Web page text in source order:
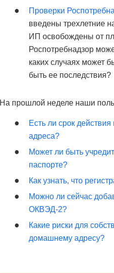
Проверки
введены трехлетние
ИП освобождены от
Роспотребнадзор
каких случаях может
быть ее последствия?
На прошлой неделе наши
Есть ли срок
адреса?
Может ли быть
паспорте?
Как узнать, что
Можно ли сейчас
ОКВЭД-2?
Какие риски для
домашнему адресу?